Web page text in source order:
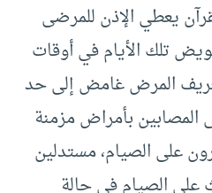
يعطي الإذن للمرضى
تلك الأيام في أوقات
المرض غامض إلى حد
بأمراض مزمنة
على الصيام، مستدلين
على الصيام في حالة